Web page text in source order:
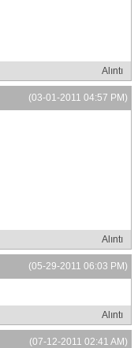
Alıntı
(03-01-2011 04:57 PM)
Alıntı
(05-29-2011 06:03 PM)
Alıntı
(07-12-2011 02:41 AM)